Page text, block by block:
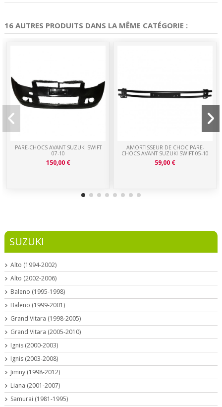
16 AUTRES PRODUITS DANS LA MÊME CATÉGORIE :
PARE-CHOCS AVANT SUZUKI SWIFT
07-10
150,00 €
AMORTISSEUR DE CHOC PARE-
CHOCS AVANT SUZUKI SWIFT 05-10
59,00 €
SUZUKI
Alto (1994-2002)
Alto (2002-2006)
Baleno (1995-1998)
Baleno (1999-2001)
Grand Vitara (1998-2005)
Grand Vitara (2005-2010)
Ignis (2000-2003)
Ignis (2003-2008)
Jimny (1998-2012)
Liana (2001-2007)
Samurai (1981-1995)